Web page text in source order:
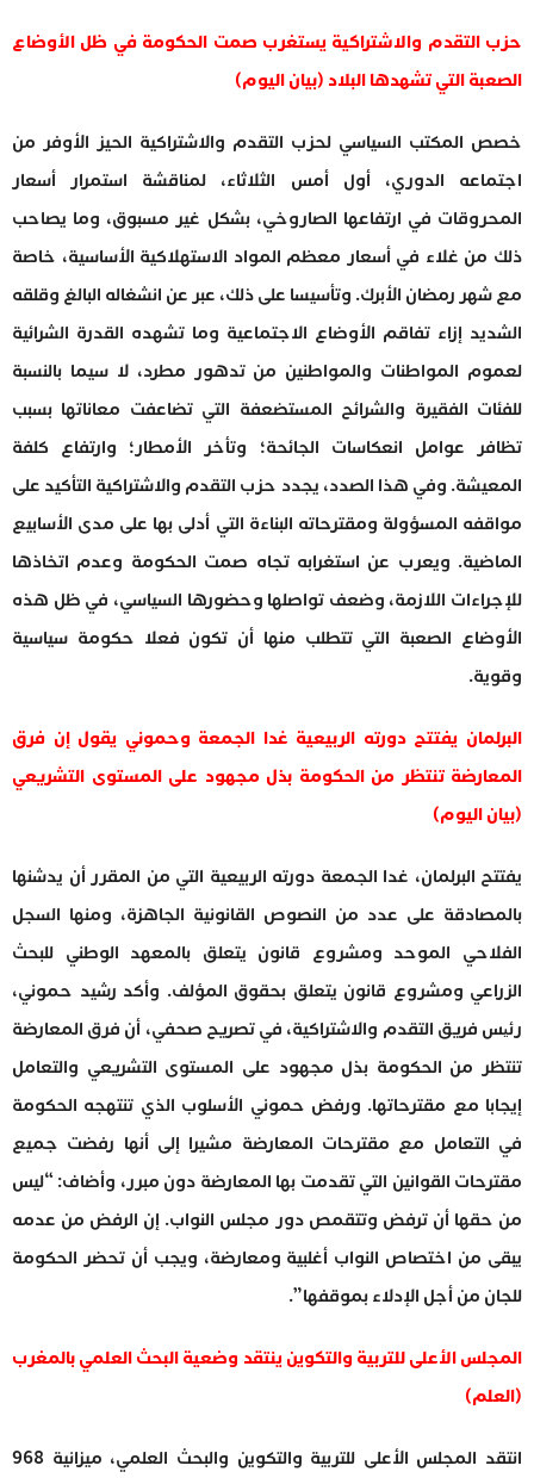
حزب التقدم والاشتراكية يستغرب صمت الحكومة في ظل الأوضاع
الصعبة التي تشهدها البلاد (بيان اليوم)
خصص المكتب السياسي لحزب التقدم والاشتراكية الحيز الأوفر من
اجتماعه الدوري، أول أمس الثلاثاء، لمناقشة استمرار أسعار
المحروقات في ارتفاعها الصاروخي، بشكل غير مسبوق، وما يصاحب
ذلك من غلاء في أسعار معظم المواد الاستهلاكية الأساسية، خاصة
مع شهر رمضان الأبرك. وتأسيسا على ذلك، عبر عن انشغاله البالغ وقلقه
الشديد إزاء تفاقم الأوضاع الاجتماعية وما تشهده القدرة الشرائية
لعموم المواطنات والمواطنين من تدهور مطرد، لا سيما بالنسبة
للفئات الفقيرة والشرائح المستضعفة التي تضاعفت معاناتها بسبب
تظافر عوامل انعكاسات الجائحة؛ وتأخر الأمطار؛ وارتفاع كلفة
المعيشة. وفي هذا الصدد، يجدد حزب التقدم والاشتراكية التأكيد على
مواقفه المسؤولة ومقترحاته البناءة التي أدلى بها على مدى الأسابيع
الماضية. ويعرب عن استغرابه تجاه صمت الحكومة وعدم اتخاذها
للإجراءات اللازمة، وضعف تواصلها وحضورها السياسي، في ظل هذه
الأوضاع الصعبة التي تتطلب منها أن تكون فعلا حكومة سياسية
وقوية.
البرلمان يفتتح دورته الربيعية غدا الجمعة وحموني يقول إن فرق
المعارضة تنتظر من الحكومة بذل مجهود على المستوى التشريعي
(بيان اليوم)
يفتتح البرلمان، غدا الجمعة دورته الربيعية التي من المقرر أن يدشنها
بالمصادقة على عدد من النصوص القانونية الجاهزة، ومنها السجل
الفلاحي الموحد ومشروع قانون يتعلق بالمعهد الوطني للبحث
الزراعي ومشروع قانون يتعلق بحقوق المؤلف. وأكد رشيد حموني،
رئیس فريق التقدم والاشتراكية، في تصريح صحفي، أن فرق المعارضة
تنتظر من الحكومة بذل مجهود على المستوى التشريعي والتعامل
إيجابا مع مقترحاتها. ورفض حموني الأسلوب الذي تنتهجه الحكومة
في التعامل مع مقترحات المعارضة مشيرا إلى أنها رفضت جميع
مقترحات القوانين التي تقدمت بها المعارضة دون مبرر، وأضاف: “ليس
من حقها أن ترفض وتتقمص دور مجلس النواب. إن الرفض من عدمه
يبقى من اختصاص النواب أغلبية ومعارضة، ويجب أن تحضر الحكومة
للجان من أجل الإدلاء بموقفها”.
المجلس الأعلى للتربية والتكوين ينتقد وضعية البحث العلمي بالمغرب
(العلم)
انتقد المجلس الأعلى للتربية والتكوين والبحث العلمي، ميزانية 968